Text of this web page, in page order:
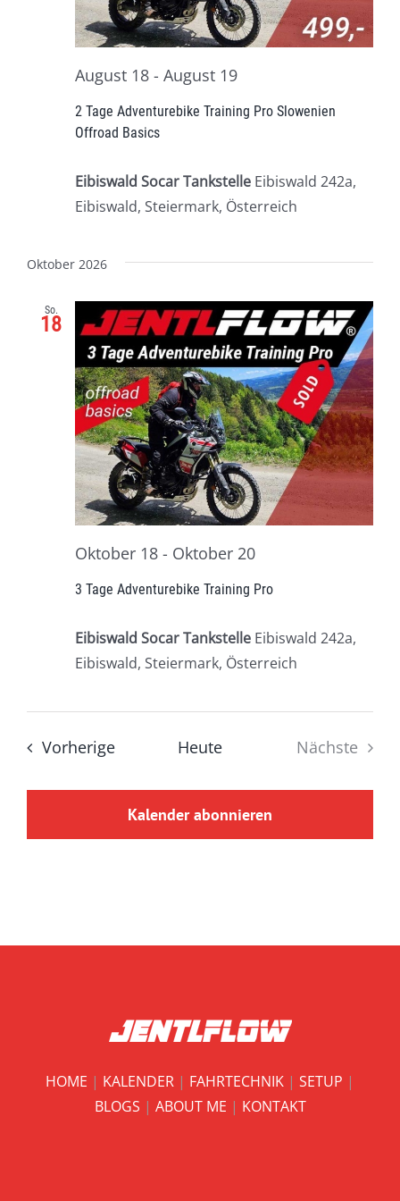
2 Tage Adventurebike Training Pro Slowenien
Offroad Basics
August 18 - August 19
Eibiswald Socar Tankstelle Eibiswald 242a,
Eibiswald, Steiermark, Österreich
Oktober 2026
So.
18
3 Tage Adventurebike Training Pro
Oktober 18 - Oktober 20
Eibiswald Socar Tankstelle Eibiswald 242a,
Eibiswald, Steiermark, Österreich
VorherigeVeranstaltungen
Heute
Nächste
Kalender abonnieren
HOME | KALENDER | FAHRTECHNIK | SETUP |
BLOGS | ABOUT ME | KONTAKT